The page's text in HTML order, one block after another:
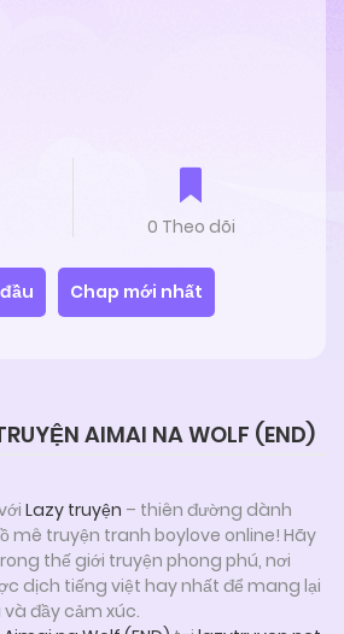
0 Theo dõi
Chap mới nhất
AIMAI NA WOLF (END)
Lazy truyện – thiên đường dành
mê truyện tranh boylove online! Hãy
thế giới truyện phong phú, nơi
dịch tiếng việt hay nhất để mang lại
đầy cảm xúc.